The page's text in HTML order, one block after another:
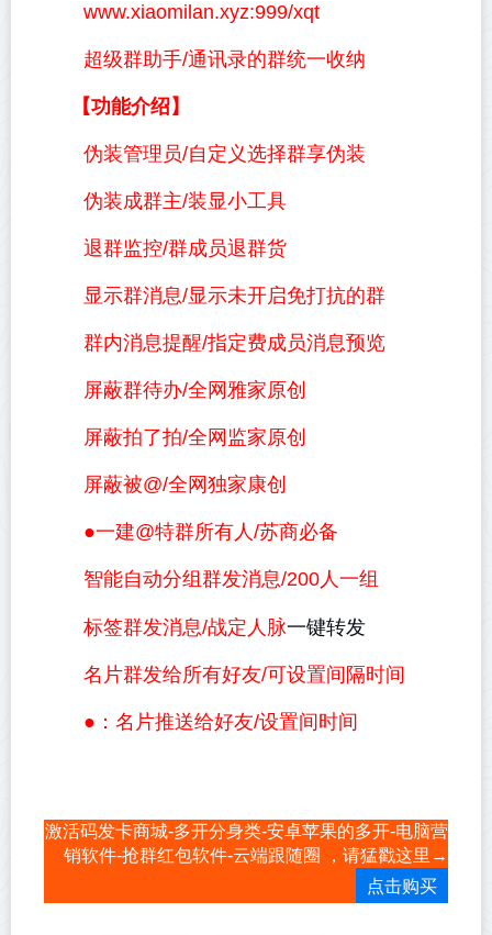
www.xiaomilan.xyz:999/xqt
超级群助手/通讯录的群统一收纳
【功能介绍】
伪装管理员/自定义选择群享伪装
伪装成群主/装显小工具
退群监控/群成员退群货
显示群消息/显示未开启免打抗的群
群内消息提醒/指定费成员消息预览
屏蔽群待办/全网雅家原创
屏蔽拍了拍/全网监家原创
屏蔽被@/全网独家康创
●一建@特群所有人/苏商必备
智能自动分组群发消息/200人一组
标签群发消息/战定人脉一键转发
名片群发给所有好友/可设置间隔时间
●：名片推送给好友/设置间时间
激活码发卡商城-多开分身类-安卓苹果的多开-电脑营
销软件-抢群红包软件-云端跟随圈 ，请猛戳这里→
点击购买